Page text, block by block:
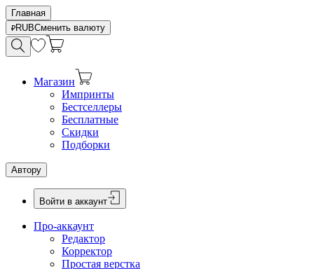
Главная
RUBСменить валюту
Магазин
Импринты
Бестселлеры
Бесплатные
Скидки
Подборки
Автору
Войти в аккаунт
Про-аккаунт
Редактор
Корректор
Простая верстка